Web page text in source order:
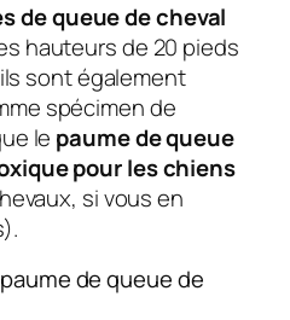
de queue de cheval
hauteurs de 20 pieds
sont également
spécimen de
le paume de queue
pour les chiens
si vous en
de queue de